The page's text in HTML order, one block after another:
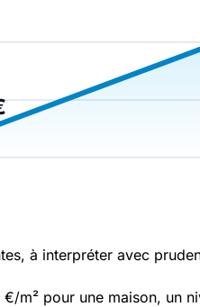
à interpréter avec
m² pour une maison, un